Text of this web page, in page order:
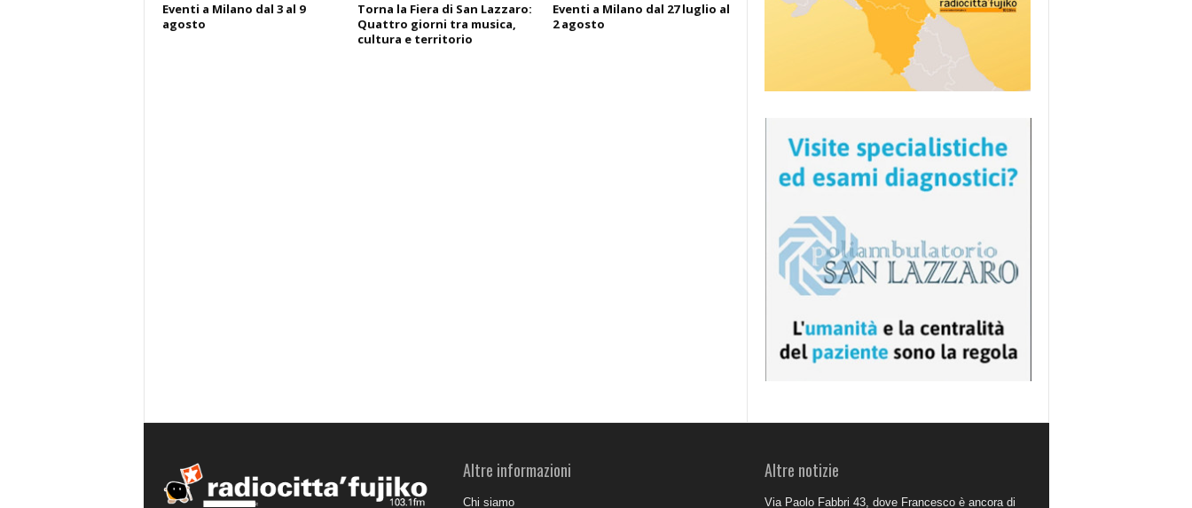
Eventi a Milano dal 3 al 9
agosto
Torna la Fiera di San Lazzaro:
Quattro giorni tra musica,
cultura e territorio
Eventi a Milano dal 27 luglio al
2 agosto
Altre informazioni
Chi siamo
Altre notizie
Via Paolo Fabbri 43, dove Francesco è ancora di